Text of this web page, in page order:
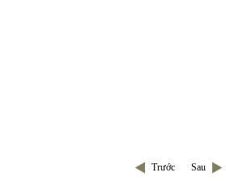
Trước Sau